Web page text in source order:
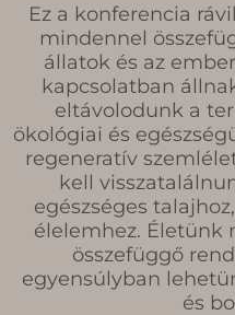
Ez a konferencia
mindennel
állatok és az
kapcsolatban
eltávolodunk a
ökológiai és
regeneratív
kell
egészséges
élelemhez. Életünk
összefüggő
egyensúlyban
és